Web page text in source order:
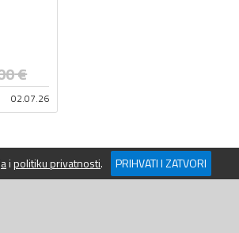
€
02.07.26
ipolitiku privatnosti. PRIHVATI I ZATVORI